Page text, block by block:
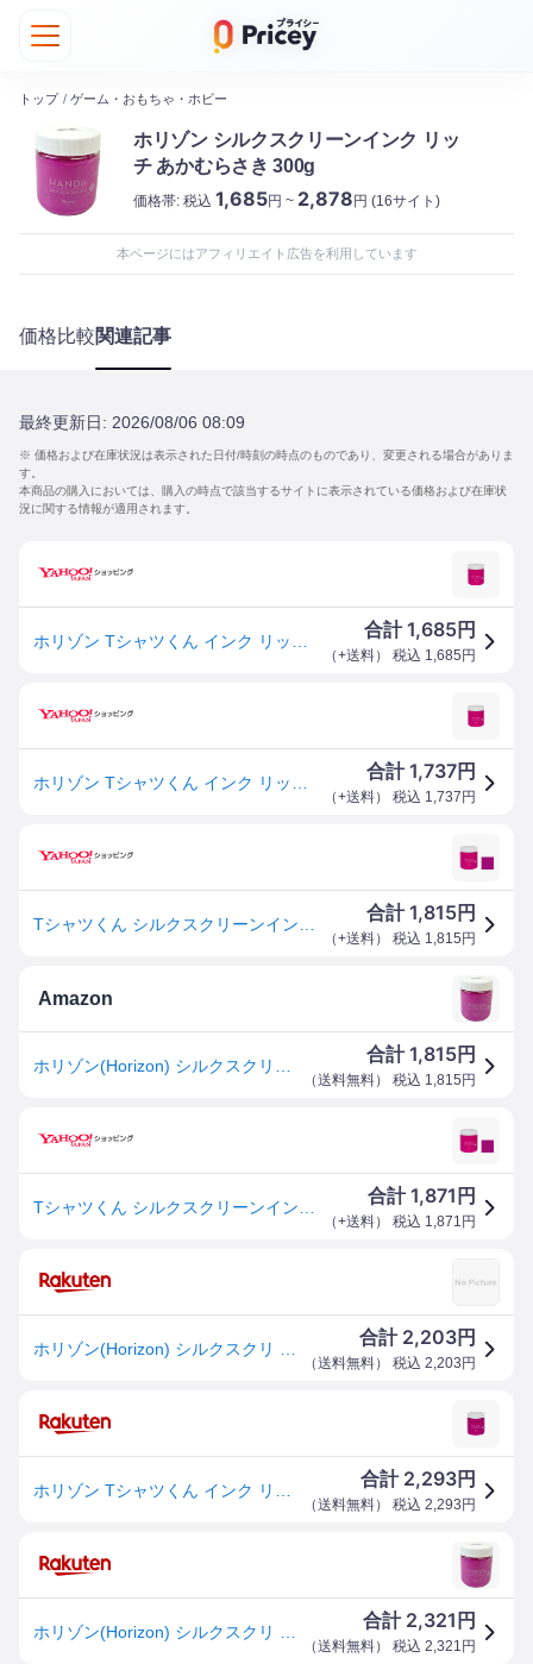
トップ / ゲーム・おもちゃ・ホビー
ホリゾン シルクスクリーンインク リッ
チ あかむらさき 300g
価格帯: 税込 1,685円 ~ 2,878円 (16サイト)
本ページにはアフィリエイト広告を利用しています
価格比較関連記事
最終更新日: 2026/08/06 08:09
※ 価格および在庫状況は表示された日付/時刻の時点のものであり、変更される場合がありま
す。
本商品の購入においては、購入の時点で該当するサイトに表示されている価格および在庫状
況に関する情報が適用されます。
合計1,685円
（+送料） 税込 1,685 円
合計1,737円
（+送料） 税込 1,737 円
合計1,815円
（+送料） 税込 1,815 円
Amazon
合計1,815円
（送料無料） 税込 1,815 円
合計1,871 円
（+送料） 税込 1,871 円
合計 2,203円
（送料無料） 税込 2,203 円
合計 2,293円
（送料無料） 税込 2,293 円
合計 2,321 円
（送料無料） 税込 2,321 円